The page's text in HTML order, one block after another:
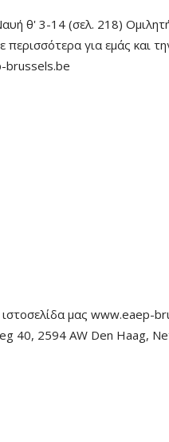
θ' 3-14 (σελ. 218)
για εμάς και
brussels.be
μας www.eaep-
40, 2594 AW Den Haag,